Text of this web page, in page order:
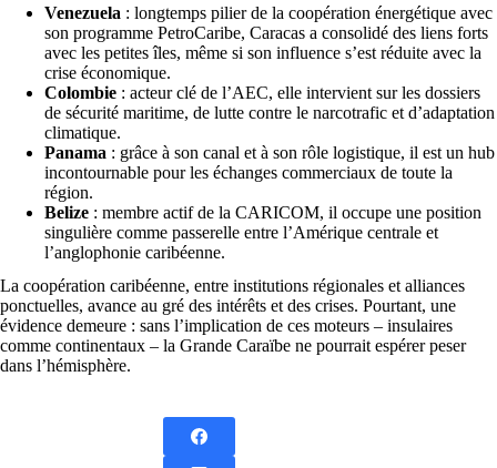
Venezuela : longtemps pilier de la coopération énergétique avec
son programme PetroCaribe, Caracas a consolidé des liens forts
avec les petites îles, même si son influence s’est réduite avec la
crise économique.
Colombie : acteur clé de l’AEC, elle intervient sur les dossiers
de sécurité maritime, de lutte contre le narcotrafic et d’adaptation
climatique.
Panama : grâce à son canal et à son rôle logistique, il est un hub
incontournable pour les échanges commerciaux de toute la
région.
Belize : membre actif de la CARICOM, il occupe une position
singulière comme passerelle entre l’Amérique centrale et
l’anglophonie caribéenne.
La coopération caribéenne, entre institutions régionales et alliances
ponctuelles, avance au gré des intérêts et des crises. Pourtant, une
évidence demeure : sans l’implication de ces moteurs – insulaires
comme continentaux – la Grande Caraïbe ne pourrait espérer peser
dans l’hémisphère.